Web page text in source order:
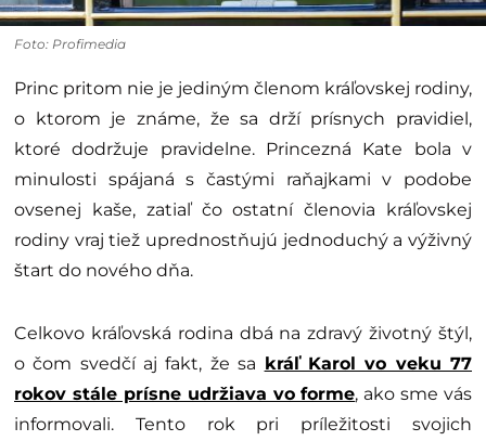
Foto: Profimedia
Princ pritom nie je jediným členom kráľovskej rodiny,
o ktorom je známe, že sa drží prísnych pravidiel,
ktoré dodržuje pravidelne. Princezná Kate bola v
minulosti spájaná s častými raňajkami v podobe
ovsenej kaše, zatiaľ čo ostatní členovia kráľovskej
rodiny vraj tiež uprednostňujú jednoduchý a výživný
štart do nového dňa.
Celkovo kráľovská rodina dbá na zdravý životný štýl,
o čom svedčí aj fakt, že sa kráľ Karol vo veku 77
rokov stále prísne udržiava vo forme, ako sme vás
informovali. Tento rok pri príležitosti svojich